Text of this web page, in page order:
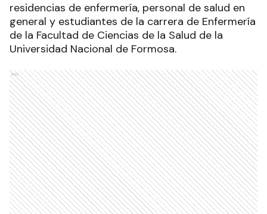
residencias de enfermería, personal de salud en
general y estudiantes de la carrera de Enfermería
de la Facultad de Ciencias de la Salud de la
Universidad Nacional de Formosa.
Ads